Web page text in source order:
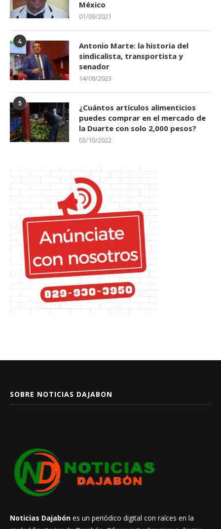
México
01/09/2021
4
Antonio Marte: la historia del
sindicalista, transportista y
senador
14/08/2023
5
¿Cuántos artículos alimenticios
puedes comprar en el mercado de
la Duarte con solo 2,000 pesos?
03/10/2022
SOBRE NOTICIAS DAJABON
Noticias Dajabón es un periódico digital con raíces en la